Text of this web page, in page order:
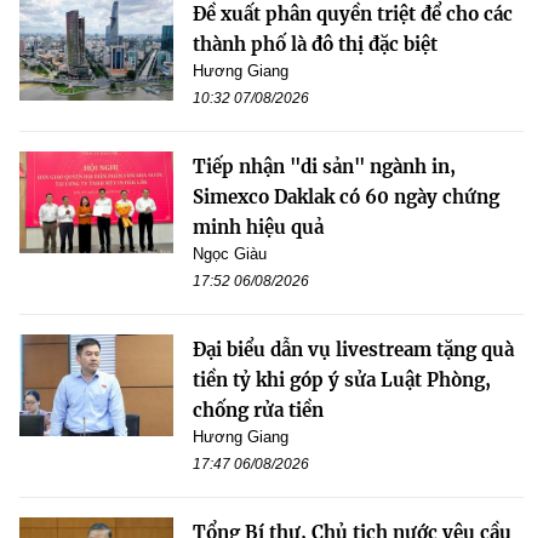
Đề xuất phân quyền triệt để cho các
thành phố là đô thị đặc biệt
Hương Giang
10:32 07/08/2026
Tiếp nhận "di sản" ngành in,
Simexco Daklak có 60 ngày chứng
minh hiệu quả
Ngọc Giàu
17:52 06/08/2026
Đại biểu dẫn vụ livestream tặng quà
tiền tỷ khi góp ý sửa Luật Phòng,
chống rửa tiền
Hương Giang
17:47 06/08/2026
Tổng Bí thư, Chủ tịch nước yêu cầu